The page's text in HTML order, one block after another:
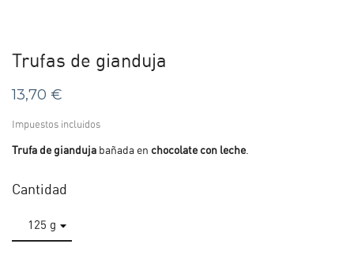
Trufas de gianduja
13,70 €
Impuestos incluidos
Trufa de gianduja bañada en chocolate con leche.
Cantidad